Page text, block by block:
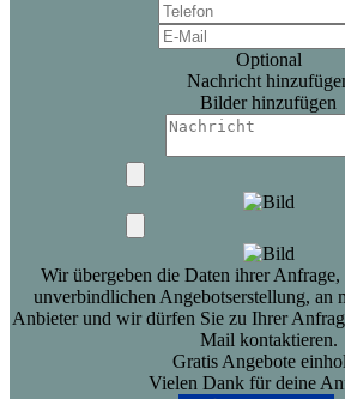
Optional
Nachricht
Bilder hinzufügen
Wir übergeben die Daten ihrer Anfrage,
unverbindlichen Angebotserstellung, an
Anbieter und wir dürfen Sie zu Ihrer
Mail kontaktieren.
Gratis Angebote
Vielen Dank für deine